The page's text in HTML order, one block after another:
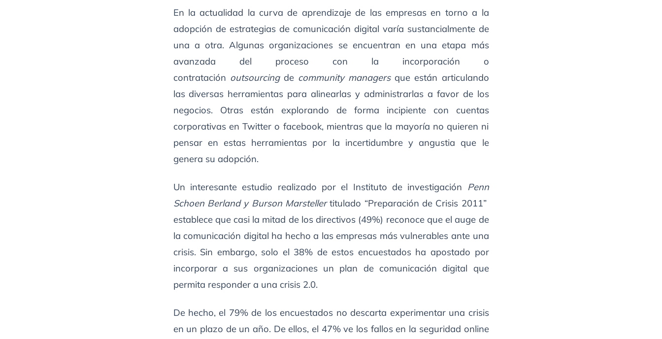
En la actualidad la curva de aprendizaje de las empresas en torno a la
adopción de estrategias de comunicación digital varía sustancialmente de
una a otra. Algunas organizaciones se encuentran en una etapa más
avanzada del proceso con la incorporación o
contratación outsourcingde community managersque están articulando
las diversas herramientas para alinearlas y administrarlas a favor de los
negocios. Otras están explorando de forma incipiente con cuentas
corporativas en Twitter o facebook, mientras que la mayoría no quieren ni
pensar en estas herramientas por la incertidumbre y angustia que le
genera su adopción.
Un interesante estudio realizado por el Instituto de investigación Penn
Schoen Berland y Burson Marstellertitulado “Preparación de Crisis 2011”
establece que casi la mitad de los directivos (49%) reconoce que el auge de
la comunicación digital ha hecho a las empresas más vulnerables ante una
crisis. Sin embargo, solo el 38% de estos encuestados ha apostado por
incorporar a sus organizaciones un plan de comunicación digital que
permita responder a una crisis 2.0.
De hecho, el 79% de los encuestados no descarta experimentar una crisis
en un plazo de un año. De ellos, el 47% ve los fallos en la seguridad online